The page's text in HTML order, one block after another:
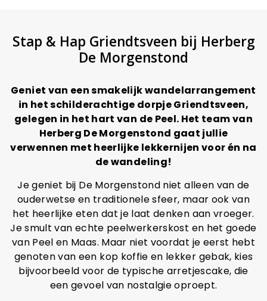
Stap & Hap Griendtsveen bij Herberg
De Morgenstond
Geniet van een smakelijk wandelarrangement
in het schilderachtige dorpje Griendtsveen,
gelegen in het hart van de Peel. Het team van
Herberg De Morgenstond gaat jullie
verwennen met heerlijke lekkernijen voor én na
de wandeling!
Je geniet bij De Morgenstond niet alleen van de
ouderwetse en traditionele sfeer, maar ook van
het heerlijke eten dat je laat denken aan vroeger.
Je smult van echte peelwerkerskost en het goede
van Peel en Maas. Maar niet voordat je eerst hebt
genoten van een kop koffie en lekker gebak, kies
bijvoorbeeld voor de typische arretjescake, die
een gevoel van nostalgie oproept.